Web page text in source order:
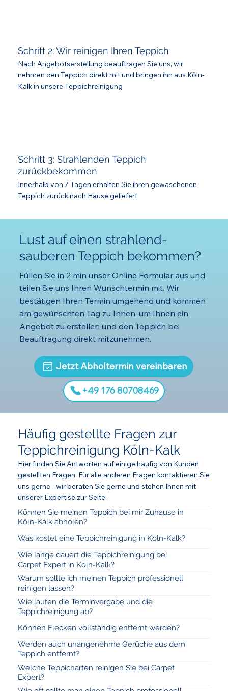
Schritt 2: Wir reinigen Ihren Teppich
Nach Angebotserstellung beauftragen Sie uns, wir
nehmen den Teppich direkt mit und bringen ihn aus Köln-
Kalk in unsere Teppichreinigung
Schritt 3: Strahlenden Teppich
zurückbekommen
Innerhalb von 7 Tagen erhalten Sie ihren gewaschenen
Teppich zurück nach Hause geliefert
Lust auf einen strahlend-
sauberen Teppich bekommen?
Füllen Sie in 2 min unser Online Formular aus und
teilen Sie uns Ihren Wunschtermin mit. Wir
bestätigen Ihren Termin umgehend und kommen
am gewünschten Tag zu Ihnen, um Ihnen ein
Angebot zu erstellen und den Teppich bei
Beauftragung direkt mitzunehmen.
Jetzt Abholtermin vereinbaren
‪+49 176 80708469‬
Häufig gestellte Fragen zur
Teppichreinigung Köln-Kalk
Hier finden Sie Antworten auf einige häufig von Kunden
gestellten Fragen. Für alle anderen Fragen kontaktieren Sie
uns gerne - wir beraten Sie gerne und stehen Ihnen mit
unserer Expertise zur Seite.
Können Sie meinen Teppich bei mir Zuhause in
Köln-Kalk abholen?
Was kostet eine Teppichreinigung in Köln-Kalk?
Wie lange dauert die Teppichreinigung bei
Carpet Expert in Köln-Kalk?
Warum sollte ich meinen Teppich professionell
reinigen lassen?
Wie laufen die Terminvergabe und die
Teppichreinigung ab?
Können Flecken vollständig entfernt werden?
Werden auch unangenehme Gerüche aus dem
Teppich entfernt?
Welche Teppicharten reinigen Sie bei Carpet
Expert?